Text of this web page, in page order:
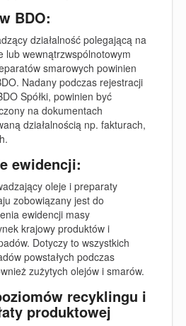
BDO:
działalność polegającą na
lub wewnątrzwspólnotowym
smarowych powinien
Nadany podczas rejestracji
Spółki, powinien być
na dokumentach
działalnością np. fakturach,
ewidencji:
oleje i preparaty
zobowiązany jest do
ewidencji masy
krajowy produktów i
Dotyczy to wszystkich
powstałych podczas
zużytych olejów i smarów.
recyklingu i
produktowej